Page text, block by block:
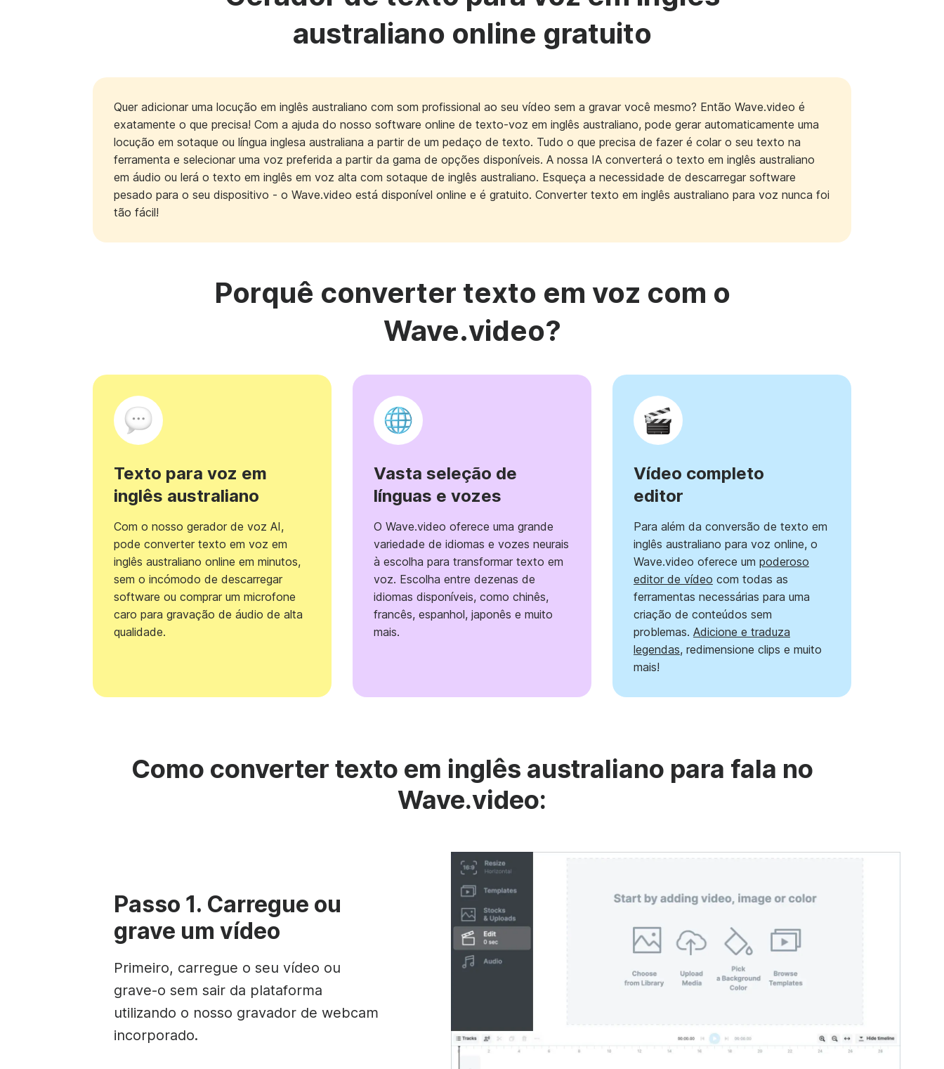
australiano online gratuito
Quer adicionar uma locução em inglês australiano com som profissional ao seu vídeo sem a gravar você mesmo? Então Wave.video é
exatamente o que precisa! Com a ajuda do nosso software online de texto-voz em inglês australiano, pode gerar automaticamente uma
locução em sotaque ou língua inglesa australiana a partir de um pedaço de texto. Tudo o que precisa de fazer é colar o seu texto na
ferramenta e selecionar uma voz preferida a partir da gama de opções disponíveis. A nossa IA converterá o texto em inglês australiano
em áudio ou lerá o texto em inglês em voz alta com sotaque de inglês australiano. Esqueça a necessidade de descarregar software
pesado para o seu dispositivo - o Wave.video está disponível online e é gratuito. Converter texto em inglês australiano para voz nunca foi
tão fácil!
Porquê converter texto em voz com o
Wave.video?
Texto para voz em
inglês australiano
Com o nosso gerador de voz AI,
pode converter texto em voz em
inglês australiano online em minutos,
sem o incómodo de descarregar
software ou comprar um microfone
caro para gravação de áudio de alta
qualidade.
Vasta seleção de
línguas e vozes
O Wave.video oferece uma grande
variedade de idiomas e vozes neurais
à escolha para transformar texto em
voz. Escolha entre dezenas de
idiomas disponíveis, como chinês,
francês, espanhol, japonês e muito
mais.
Vídeo completo
editor
Para além da conversão de texto em
inglês australiano para voz online, o
Wave.video oferece um poderoso
editor de vídeo com todas as
ferramentas necessárias para uma
criação de conteúdos sem
problemas. Adicione e traduza
legendas, redimensione clips e muito
mais!
Como converter texto em inglês australiano para fala no
Wave.video:
Passo 1. Carregue ou
grave um vídeo
Primeiro, carregue o seu vídeo ou
grave-o sem sair da plataforma
utilizando o nosso gravador de webcam
incorporado.